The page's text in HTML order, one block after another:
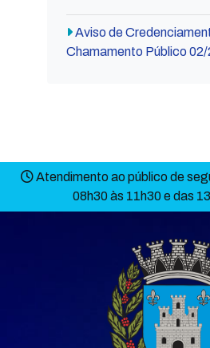
Aviso de
Chamamento Público
Atendimento ao público de
08h30 às 11h30 e das